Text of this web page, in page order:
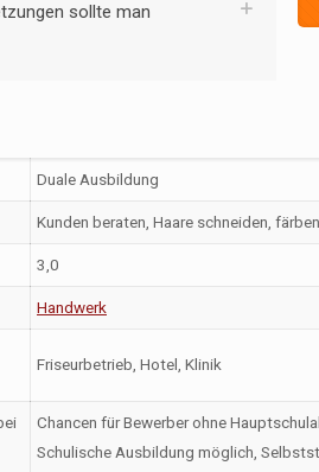
sollte man
Duale Ausbildung
Kunden beraten, Haare schneiden,
3,0
Handwerk
Friseurbetrieb, Hotel, Klinik
Chancen für Bewerber ohne
Schulische Ausbildung möglich,